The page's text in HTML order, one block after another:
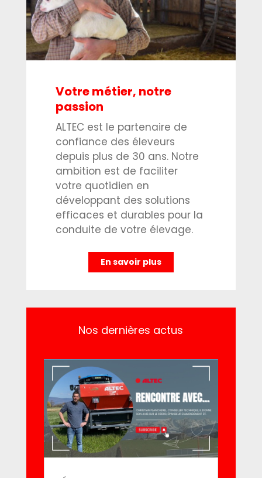
Votre métier, notre
passion
ALTEC est le partenaire de
confiance des éleveurs
depuis plus de 30 ans. Notre
ambition est de faciliter
votre quotidien en
développant des solutions
efficaces et durables pour la
conduite de votre élevage.
En savoir plus
Nos dernières actus